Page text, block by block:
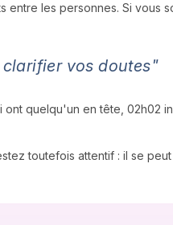
les personnes. Si vous
vos doutes"
quelqu'un en tête, 02h02
toutefois attentif : il se